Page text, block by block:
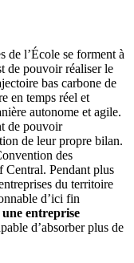
de l’École se forment à
de pouvoir réaliser le
bas carbone de
en temps réel et
autonome et agile.
de pouvoir
de leur propre bilan.
des
Pendant plus
du territoire
d’ici fin
une entreprise
d’absorber plus de